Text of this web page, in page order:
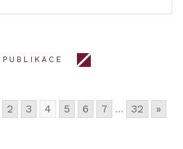
2 3 4 5 6 7 ... 32 »